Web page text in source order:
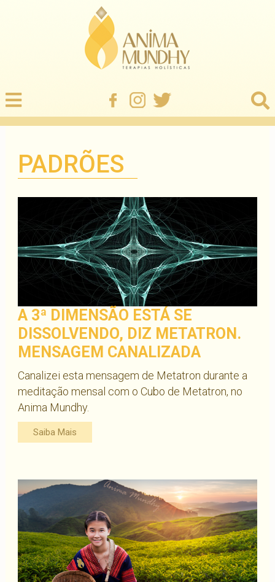
PADRÕES
A 3ª DIMENSÃO ESTÁ SE
DISSOLVENDO, DIZ METATRON.
MENSAGEM CANALIZADA
Canalizei esta mensagem de Metatron durante a
meditação mensal com o Cubo de Metatron, no
Anima Mundhy.
Saiba Mais